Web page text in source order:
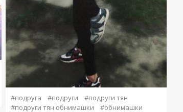
#подруга #подруги
#подруги тян
#подруги тян обнимашки
#обнимашки